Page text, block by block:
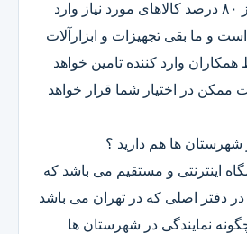
ابزار بلوط در بیش از ۸۰ درصد کالاهای مورد نیاز وارد
و ما بقی تجهیزات و ابزارآلات
وارد کننده تامین خواهد
ممکن در اختیار شما قرار خواهد
شهرستان ها هم دارید ؟
اینترنتی و مستقیم می باشد که
دفتر اصلی که در تهران می باشد
نمایندگی در شهرستان ها